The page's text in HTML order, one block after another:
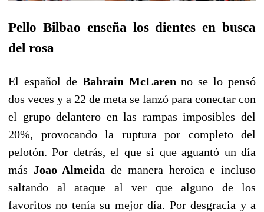
Pello Bilbao enseña los dientes en busca
del rosa
El español de Bahrain McLaren no se lo pensó
dos veces y a 22 de meta se lanzó para conectar con
el grupo delantero en las rampas imposibles del
20%, provocando la ruptura por completo del
pelotón. Por detrás, el que si que aguantó un día
más Joao Almeidade manera heroica e incluso
saltando al ataque al ver que alguno de los
favoritos no tenía su mejor día. Por desgracia y a